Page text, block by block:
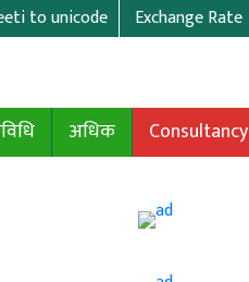
to unicode Exchange Rate
अधिक Consultancy